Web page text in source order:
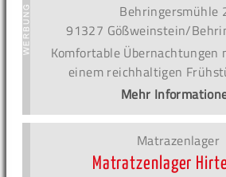
Behringersmühle
91327 Gößweinstein/
Komfortable Übernachtungen
einem reichhaltigen
Mehr
Matrazenlager
Matratzenlager